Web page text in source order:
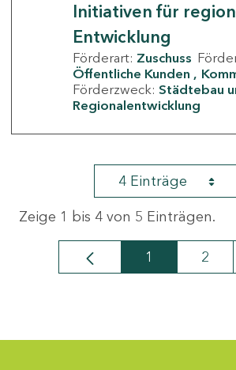
Initiativen für
Entwicklung
Förderart: Zuschuss
Öffentliche Kunden
Förderzweck: Städtebau
Regionalentwicklung
4 Einträge
Zeige 1 bis 4 von 5 Einträgen.
Seite
1 Seite
2